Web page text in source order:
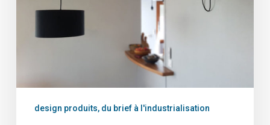
design produits, du brief à l'industrialisation